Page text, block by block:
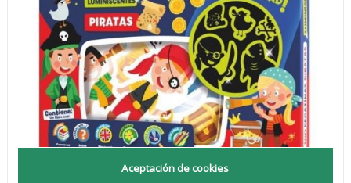
Aceptación de cookies